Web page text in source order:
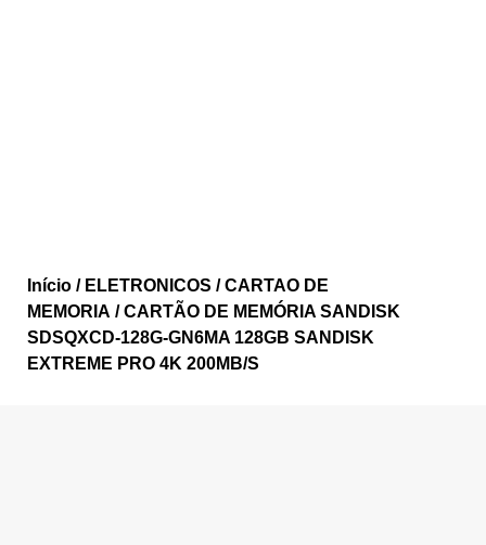
Início / ELETRONICOS /CARTAO DE
MEMORIA / CARTÃO DE MEMÓRIA SANDISK
SDSQXCD-128G-GN6MA 128GB SANDISK
EXTREME PRO 4K 200MB/S